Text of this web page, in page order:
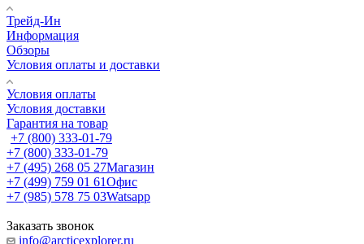
Трейд-Ин
Информация
Обзоры
Условия оплаты и доставки
Условия оплаты
Условия доставки
Гарантия на товар
+7 (800) 333-01-79
+7 (800) 333-01-79
+7 (495) 268 05 27Магазин
+7 (499) 759 01 61Офис
+7 (985) 578 75 03Watsapp
Заказать звонок
info@arcticexplorer.ru